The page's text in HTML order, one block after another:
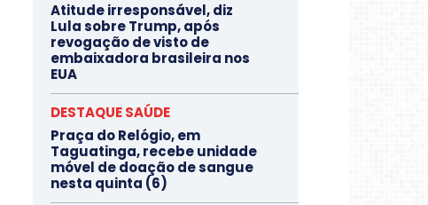
Atitude irresponsável, diz
Lula sobre Trump, após
revogação de visto de
embaixadora brasileira nos
EUA
DESTAQUE SAÚDE
Praça do Relógio, em
Taguatinga, recebe unidade
móvel de doação de sangue
nesta quinta (6)